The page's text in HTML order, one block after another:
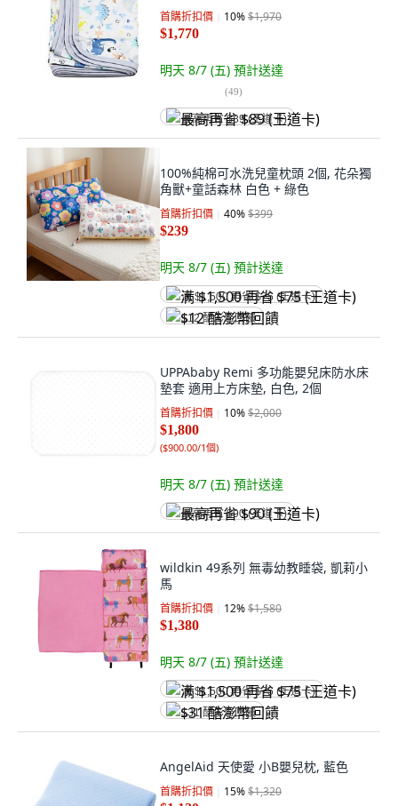
首購折扣價 10%$1,970
$1,770
明天 8/7 (五) 預計送達
(49)
最高再省 $89 (王道卡)
100%純棉可水洗兒童枕頭 2個, 花朵獨
角獸+童話森林 白色 + 綠色
首購折扣價 40%$399
$239
明天 8/7 (五) 預計送達
满 $1,500 再省 $75 (王道卡)
$12 酷澎幣回饋
UPPAbaby Remi 多功能嬰兒床防水床
墊套 適用上方床墊, 白色, 2個
首購折扣價 10%$2,000
$1,800
($900.00/1個)
明天 8/7 (五) 預計送達
最高再省 $90 (王道卡)
wildkin 49系列 無毒幼教睡袋, 凱莉小
馬
首購折扣價 12%$1,580
$1,380
明天 8/7 (五) 預計送達
满 $1,500 再省 $75 (王道卡)
$31 酷澎幣回饋
AngelAid 天使愛 小B嬰兒枕, 藍色
首購折扣價 15%$1,320